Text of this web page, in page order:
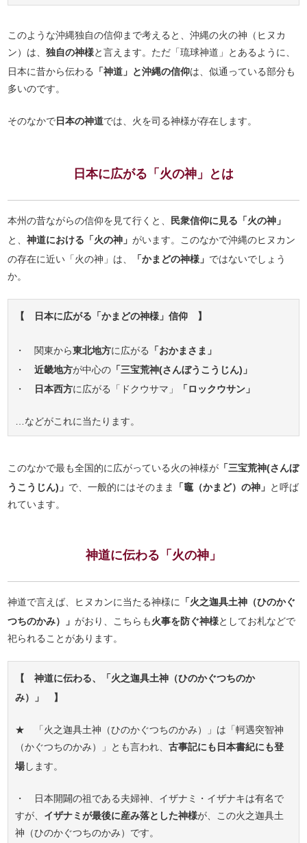
このような沖縄独自の信仰まで考えると、沖縄の火の神（ヒヌカ
ン）は、独自の神様と言えます。ただ「琉球神道」とあるように、
日本に昔から伝わる
「神道」と沖縄の信仰は、似通っている部分も
多いのです。
そのなかで日本の神道では、火を司る神様が存在します。
日本に広がる「火の神」とは
本州の昔ながらの信仰を見て行くと、
民衆信仰に見る「火の神」
と、神道における「火の神」がいます。このなかで沖縄のヒヌカン
の存在に近い「火の神」は、
「かまどの神様」 ではないでしょう
か。
【 日本に広がる「かまどの神様」信仰 】
・ 関東から東北地方に広がる
「おかまさま」
・近畿地方が中心の 「三宝荒神(さんぼうこうじん)」
・
日本西方に広がる「ドクウサマ」 「ロックウサン」
…などがこれに当たります。
このなかで最も全国的に広がっている火の神様が 「三宝荒神(さんぼ
うこうじん)」 で、一般的にはそのまま 「竈（かまど）の神」 と呼ば
れています。
神道に伝わる「火の神」
神道で言えば、ヒヌカンに当たる神様に 「火之迦具土神（ひのかぐ
つちのかみ）」がおり、こちらも火事を防ぐ神様としてお札などで
祀られることがあります。
【 神道に伝わる、「火之迦具土神（ひのかぐつちのか
み）」 】
★ 「火之迦具土神（ひのかぐつちのかみ）」は「軻遇突智神
（かぐつちのかみ）」とも言われ、古事記にも日本書紀にも登
場します。
・ 日本開闢の祖である夫婦神、イザナミ・イザナキは有名で
すが、 イザナミが最後に産み落とした神様が、この火之迦具土
神（ひのかぐつちのかみ）です。